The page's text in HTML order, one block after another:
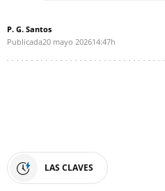
P. G. Santos
Publicada20 mayo 202614:47h
LAS CLAVES